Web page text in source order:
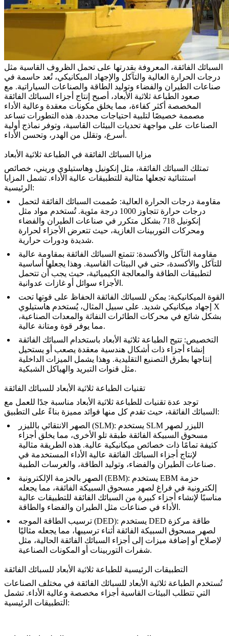
السبائك الفائقة، المعروفة بقدرتها على تحمل الظروف القاسية مثل
درجات الحرارة العالية والتآكل والإجهاد الميكانيكي، تُعد حاسمة في
صناعات الطيران والفضاء وتوليد الطاقة والصناعات السياراتية. مع
صعود الطباعة ثلاثية الأبعاد، أصبح إنتاج أجزاء السبائك الفائقة
المخصصة أكثر كفاءة، مما يخلق مكونات معقدة وعالية الأداء
مصممة خصيصًا لتلبية احتياجات محددة. هذه التطورات تساعد
الصناعات على مواجهة تحديات البيئات القاسية، وتوفر نماذج أولية
أسرع، وتقلل من الهدر، وتحسن الأداء.
مزايا السبائك الفائقة في الطباعة ثلاثية الأبعاد
تمتلك السبائك الفائقة، مثل إنكونيل وهاستيلوي وريني، خصائص
استثنائية تجعلها مثالية للتطبيقات عالية الأداء. تشمل المزايا
الرئيسية:
مقاومة درجات الحرارة العالية: صُممت السبائك الفائقة لتحمل
درجات حرارة تتجاوز 1000 درجة مئوية. تُستخدم مواد مثل
إنكونيل 718
بشكل متكرر في صناعات الطيران والفضاء
ومحركات التوربينات الغازية، حيث تتعرض الأجزاء لحرارة
شديدة ودورات حرارية.
مقاومة التآكل والأكسدة: تتمتع السبائك الفائقة بمقاومة عالية
للتآكل والأكسدة، حتى في البيئات القاسية. وهذا يجعلها أساسية
لتطبيقات الطاقة والمعالجة الكيميائية، حيث يجب أن تتحمل
الأجزاء سوائل أو غازات عدوانية.
القوة الميكانيكية: يمكن للسبائك الفائقة الحفاظ على قوتها تحت
إجهاد ميكانيكي شديد. على سبيل المثال، يُستخدم هاستيلوي X
بشكل شائع في محركات الطائرات النفاثة والمعدات الصناعية،
مما يوفر قوة ومتانة عالية.
التخصيص: تتيح الطباعة ثلاثية الأبعاد باستخدام السبائك الفائقة
إنشاء أجزاء ذات أشكال هندسية معقدة يصعب أو يستحيل
إنتاجها بطرق التصنيع التقليدية. وهذا يشمل الميزات الداخلية
مثل قنوات التبريد والهياكل الشبكية.
تقنيات الطباعة ثلاثية الأبعاد للسبائك الفائقة
توجد عدة تقنيات للطباعة ثلاثية الأبعاد مناسبة جدًا للعمل مع
السبائك الفائقة، حيث تقدم كل منها فوائد مميزة بناءً على التطبيق:
الصهر الانتقائي بالليزر (SLM): يستخدم SLM الليزر لصهر
مسحوق السبيكة الفائقة طبقة تلو الأخرى، مما يخلق أجزاء
كثيفة تمامًا ذات خصائص ميكانيكية عالية. هذه الطريقة مثالية
لإنتاج أجزاء السبائك الفائقة عالية الأداء المستخدمة في
صناعات الطيران والفضاء، وتوليد الطاقة، والغرسات الطبية.
الصهر بالحزمة الإلكترونية (EBM): يستخدم EBM حزمة
إلكترونية في فراغ لصهر مسحوق السبيكة الفائقة، مما يجعله
مناسبًا لإنشاء أجزاء كبيرة من السبائك الفائقة للتطبيقات عالية
الأداء في صناعات مثل الطيران والفضاء
والطاقة.
ترسيب الطاقة الموجه (DED): يستخدم DED طاقة مركزة
لصهر مسحوق السبيكة الفائقة أثناء ترسيبها، مما يجعله مثاليًا
لإصلاح أو إضافة ميزات إلى أجزاء السبائك الفائقة الحالية، مثل
شفرات التوربينات أو المكونات الصناعية.
التطبيقات الرئيسية للطباعة ثلاثية الأبعاد للسبائك الفائقة
تُستخدم الطباعة ثلاثية الأبعاد للسبائك الفائقة في مختلف الصناعات
التي تتطلب البيئات القاسية أجزاء مخصصة وعالية الأداء. تشمل
التطبيقات الرئيسية: